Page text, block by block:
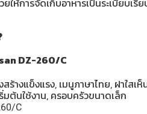
ห้การจัดเก็บอาหารเป็นระเบียบเรี
DZ-260/C
งแข็งแรง, เมนูภาษาไทย, ฝาใสเห็
ต้นใช้งาน, ครอบครัวขนาดเล็ก
C